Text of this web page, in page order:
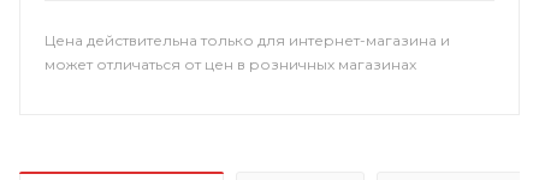
Цена действительна только для интернет-магазина и
может отличаться от цен в розничных магазинах